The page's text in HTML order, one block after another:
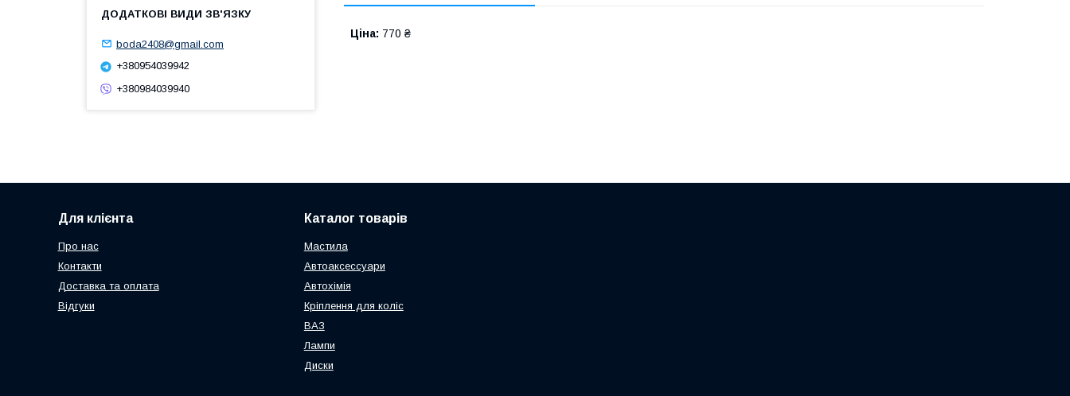
Ціна: 770 ₴
boda2408@gmail.com
+380954039942
+380984039940
Для клієнта
Про нас
Контакти
Доставка та оплата
Відгуки
Каталог товарів
Мастила
Автоаксессуари
Автохімія
Кріплення для коліс
ВАЗ
Лампи
Диски